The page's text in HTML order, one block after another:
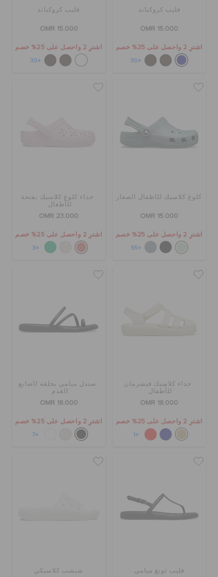
فليب كروكباند
OMR 15.000
اشترِ 2 واحصل على 25% خصم
+30
فليب كروكباند
OMR 15.000
اشترِ 2 واحصل على 25% خصم
+30
كلوغ كلاسيك للأطفال الصغار
OMR 15.000
اشترِ 2 واحصل على 25% خصم
+55
حذاء كلوغ كلاسيك بفتحة
للأطفال
OMR 23.000
اشترِ 2 واحصل على 25% خصم
+3
حذاء كلاسيك فيشرمان
للأطفال
OMR 18.000
اشترِ 2 واحصل على 25% خصم
+1
صندل ميامي بحلقة لأصابع
القدم
OMR 18.000
اشترِ 2 واحصل على 25% خصم
+7
فليب ثونغ ميامي شبشب كلاسيكي